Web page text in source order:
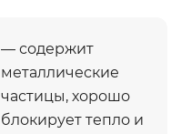
— содержит
металлические
частицы, хорошо
блокирует тепло и